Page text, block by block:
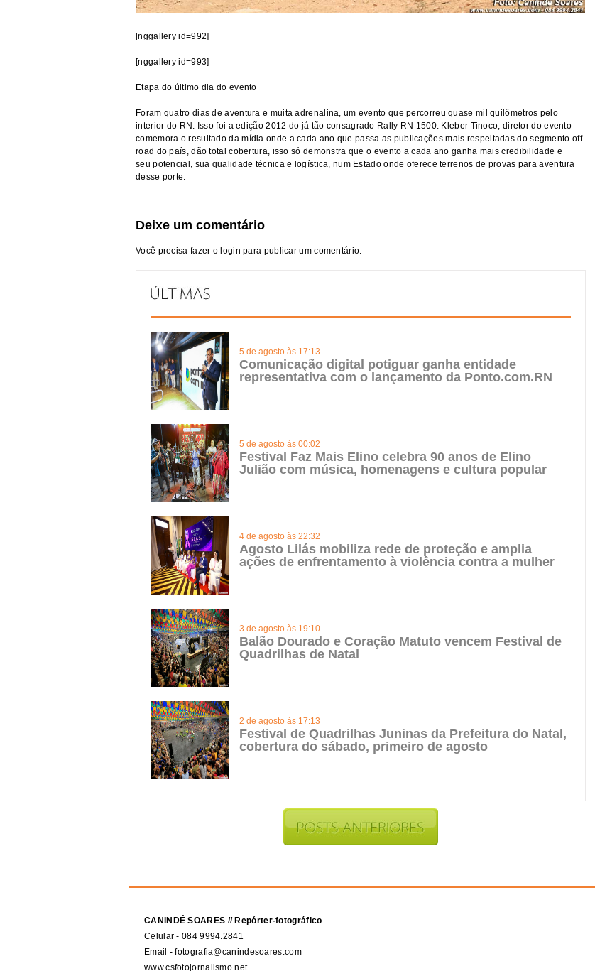
[nggallery id=992]
[nggallery id=993]
Etapa do último dia do evento
Foram quatro dias de aventura e muita adrenalina, um evento que percorreu quase mil quilômetros pelo
interior do RN. Isso foi a edição 2012 do já tão consagrado Rally RN 1500. Kleber Tinoco, diretor do evento
comemora o resultado da mídia onde a cada ano que passa as publicações mais respeitadas do segmento off-
road do país, dão total cobertura, isso só demonstra que o evento a cada ano ganha mais credibilidade e
seu potencial, sua qualidade técnica e logística, num Estado onde oferece terrenos de provas para aventura
desse porte.
Deixe um comentário
Você precisa fazer o login para publicar um comentário.
5 de agosto às 17:13
Comunicação digital potiguar ganha entidade
representativa com o lançamento da Ponto.com.RN
5 de agosto às 00:02
Festival Faz Mais Elino celebra 90 anos de Elino
Julião com música, homenagens e cultura popular
4 de agosto às 22:32
Agosto Lilás mobiliza rede de proteção e amplia
ações de enfrentamento à violência contra a mulher
3 de agosto às 19:10
Balão Dourado e Coração Matuto vencem Festival de
Quadrilhas de Natal
2 de agosto às 17:13
Festival de Quadrilhas Juninas da Prefeitura do Natal,
cobertura do sábado, primeiro de agosto
CANINDÉ SOARES // Repórter-fotográfico
Celular - 084 9994.2841
Email - fotografia@canindesoares.com
www.csfotojornalismo.net